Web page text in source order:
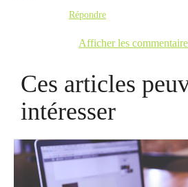
Répondre
Afficher les
Ces articles
intéresser